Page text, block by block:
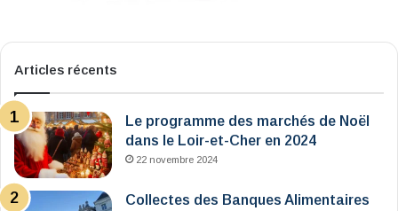
Articles récents
Le programme des marchés de Noël
dans le Loir-et-Cher en 2024
22 novembre 2024
Collectes des Banques Alimentaires